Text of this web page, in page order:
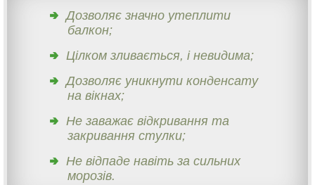
Дозволяє значно утеплити
балкон;
Цілком зливається, і невидима;
Дозволяє уникнути конденсату
на вікнах;
Не заважає відкривання та
закривання стулки;
Не відпаде навіть за сильних
морозів.